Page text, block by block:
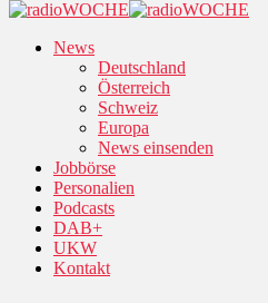
News
Deutschland
Österreich
Schweiz
Europa
News einsenden
Jobbörse
Personalien
Podcasts
DAB+
UKW
Kontakt